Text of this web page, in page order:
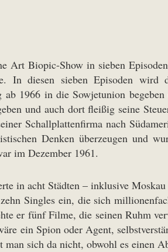
Art Biopic-Show in sieben
In diesen sieben Episoden wird
1966 in die Sowjetunion
und auch dort fleißig seine
Schallplattenfirma nach
Denken überzeugen und
im Dezember 1961.
in acht Städten – inklusive
Singles ein, die sich
er fünf Filme, die seinen Ruhm
ein Spion oder Agent,
sich da nicht, obwohl es einen